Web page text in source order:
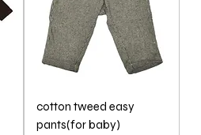
cotton tweed easy
pants(for baby)